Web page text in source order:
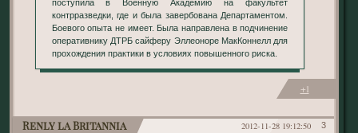
поступила в Военную Академию на факультет
контрразведки, где и была завербована Департаментом.
Боевого опыта не имеет. Была направлена в подчинение
оперативнику ДТРБ сайферу Эллеоноре МакКоннелл для
прохождения практики в условиях повышенного риска.
+1
3
2012-11-28 19:12:50
Renly la Britannia